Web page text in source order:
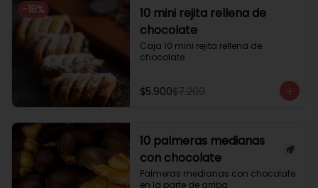
-18%
10 mini rejita rellena de
chocolate
Caja 10 mini rejita rellena de
chocolate
$5.900$7.200
10 palmeras medianas
con chocolate
Palmeras medianas con chocolate
en la parte de arriba.